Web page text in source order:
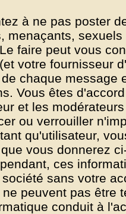
à ne pas poster
menaçants,
faire peut vous
votre fournisseur
chaque message
Vous êtes
et les
ou verrouiller
qu'utilisateur,
vous donnerez
ces
sans votre
peuvent pas être
conduit à